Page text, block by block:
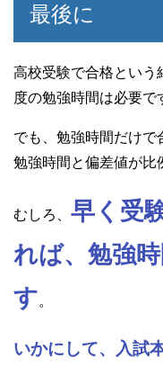
最後に
高校受験で合格という
度の勉強時間は必要で
でも、勉強時間だけで
勉強時間と偏差値が比
むしろ、 早く受
れば、勉強
す。
いかにして、入試